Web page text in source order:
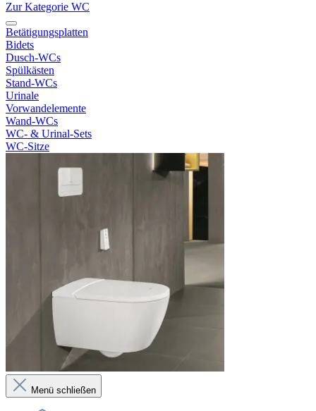
Zur Kategorie WC
Betätigungsplatten
Bidets
Dusch-WCs
Spülkästen
Stand-WCs
Urinale
Vorwandelemente
Wand-WCs
WC- & Urinal-Sets
WC-Sitze
Menü schließen